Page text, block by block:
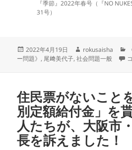
『季節』2022年春号（『NO
31号）
投
稿
2022年4月19日
作
成
rokusaisha
テ
ー問題》 , 尾﨑美代子,社会問題一般
住民票がないこと
別定額給付金」を
人たちが、大阪市
長を訴えました